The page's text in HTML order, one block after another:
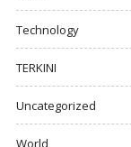
Technology
TERKINI
Uncategorized
World